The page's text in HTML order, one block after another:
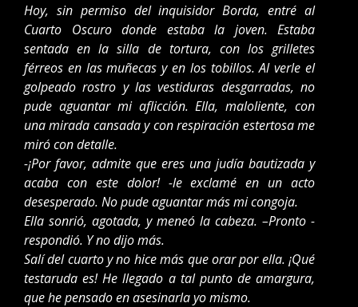
Hoy, sin permiso del inquisidor Borda, entré al
Cuarto Oscuro donde estaba la joven. Estaba
sentada en la silla de tortura, con los grilletes
férreos en las muñecas y en los tobillos. Al verle el
golpeado rostro y las vestiduras desgarradas, no
pude aguantar mi aflicción. Ella, maloliente, con
una mirada cansada y con respiración estertosa me
miró con detalle.
-¡Por favor, admite que eres una judía bautizada y
acaba con este dolor! -le exclamé en un acto
desesperado. No pude aguantar más mi congoja.
Ella sonrió, agotada, y meneó la cabeza. –Pronto -
respondió. Y no dijo más.
Salí del cuarto y no hice más que orar por ella. ¡Qué
testaruda es! He llegado a tal punto de amargura,
que he pensado en asesinarla yo mismo.